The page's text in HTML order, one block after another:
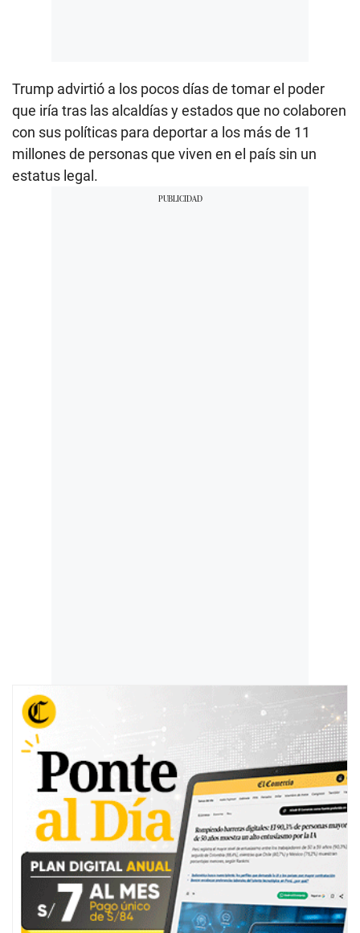
Trump advirtió a los pocos días de tomar el poder
que iría tras las alcaldías y estados que no colaboren
con sus políticas para deportar a los más de 11
millones de personas que viven en el país sin un
estatus legal.